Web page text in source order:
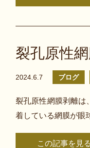
裂孔原性
2024.6.7 ブログ
裂孔原性網膜剥離は
着している網膜が眼
この記事を見る